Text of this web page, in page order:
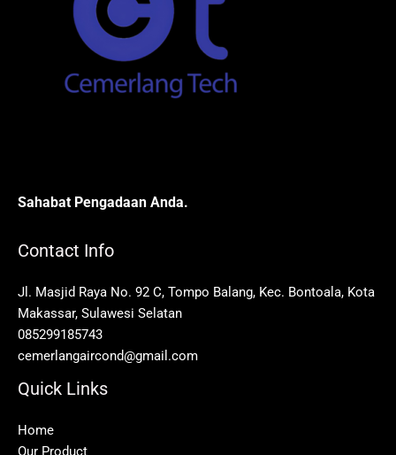
Sahabat Pengadaan Anda.
Contact Info
Jl. Masjid Raya No. 92 C, Tompo Balang, Kec. Bontoala, Kota
Makassar, Sulawesi Selatan
085299185743
cemerlangaircond@gmail.com
Quick Links
Home
Our Product